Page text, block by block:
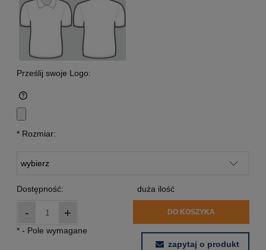
Prześlij swoje Logo:
* Rozmiar:
Dostępność: duża ilość
- + DO KOSZYKA
* - Pole wymagane
zapytaj o produkt